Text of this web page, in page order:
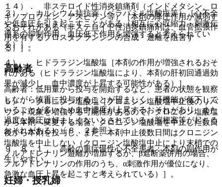
１４）． 非ステロイド性消炎鎮痛剤（インドメタシン、ロ
キソプロフェン、アスピリン等）［本剤の降圧作用が減弱す
るおそれがある（非ステロイド性消炎鎮痛剤は、血管拡張作
用を有するプロスタグランジンの合成・遊離を阻害す
る）］。
高齢者
高齢者：低用量から投与を開始するなど、患者の状態を観察
しながら慎重に投与することが望ましく、肝機能が低下して
いることが多いため血中濃度が上昇するおそれがあり、また
過度な降圧は好ましくないとされている（脳梗塞等が起こる
おそれがある）〔８．２参照〕。
９．８．１． 高齢の重症慢性心不全患者：本剤の副作用が
生じやすい。
妊婦・授乳婦
３）． カルシウム拮抗薬（ベラパミル塩酸塩等）［心不全
や低血圧を引き起こすことがある（相互に心収縮力・刺激伝
導系の抑制作用、血圧低下作用を増強すると考えられてい
る）］。
４）． ヒドララジン塩酸塩［本剤の作用が増強されるおそ
れがある（ヒドララジン塩酸塩により、本剤の肝初回通過効
果が減少し、血中濃度が上昇する可能性がある）］。
５）． クロニジン塩酸塩［クロニジン塩酸塩中止後のリバ
ウンド現象を増強する可能性があるので、クロニジン塩酸塩
から本剤へ変更する場合、クロニジン塩酸塩を中止した数日
後から本剤を投与し、また、本剤中止後数日間はクロニジン
塩酸塩を中止しない（クロニジン塩酸塩中止により末梢での
ノルアドレナリン遊離が増加するが、β遮断薬併用の場合、
ノルアドレナリンの作用のうち、α刺激作用が優位になり、
急激な血圧上昇を起こすと考えられている）］。